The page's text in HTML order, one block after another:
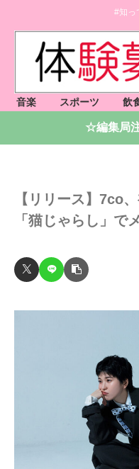
#知っ
音楽 スポーツ 飲
☆編集局
【リリース】7co
「猫じゃらし」で